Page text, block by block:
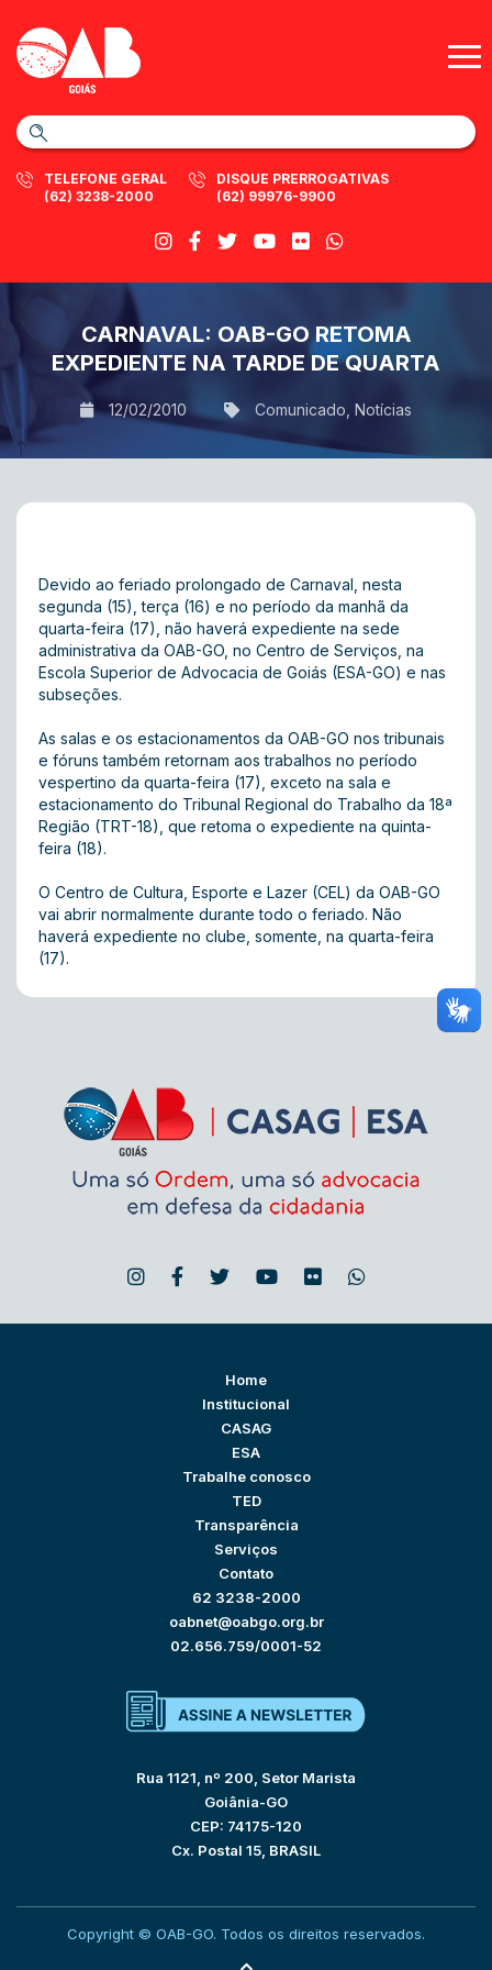
TELEFONE GERAL
(62) 3238-2000
DISQUE PRERROGATIVAS
(62) 99976-9900
CARNAVAL: OAB-GO RETOMA
EXPEDIENTE NA TARDE DE QUARTA
12/02/2010 Comunicado Notícias
Devido ao feriado prolongado de Carnaval, nesta
segunda (15), terça (16) e no período da manhã da
quarta-feira (17), não haverá expediente na sede
administrativa da OAB-GO, no Centro de Serviços, na
Escola Superior de Advocacia de Goiás (ESA-GO) e nas
subseções.
As salas e os estacionamentos da OAB-GO nos tribunais
e fóruns também retornam aos trabalhos no período
vespertino da quarta-feira (17), exceto na sala e
estacionamento do Tribunal Regional do Trabalho da 18ª
Região (TRT-18), que retoma o expediente na quinta-
feira (18).
O Centro de Cultura, Esporte e Lazer (CEL) da OAB-GO
vai abrir normalmente durante todo o feriado. Não
haverá expediente no clube, somente, na quarta-feira
(17).
Home
Institucional
CASAG
ESA
Trabalhe conosco
TED
Transparência
Serviços
Contato
62 3238-2000
oabnet@oabgo.org.br
02.656.759/0001-52
Rua 1121, nº 200, Setor Marista
Goiânia-GO
CEP: 74175-120
Cx. Postal 15, BRASIL
Copyright © OAB-GO. Todos os direitos reservados.